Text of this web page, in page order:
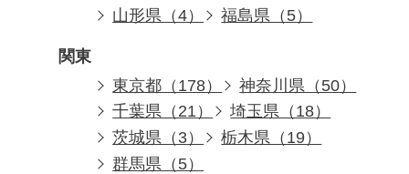
山形県（4）
福島県（5）
関東
東京都（178）
神奈川県（50）
千葉県（21）
埼玉県（18）
茨城県（3）
栃木県（19）
群馬県（5）